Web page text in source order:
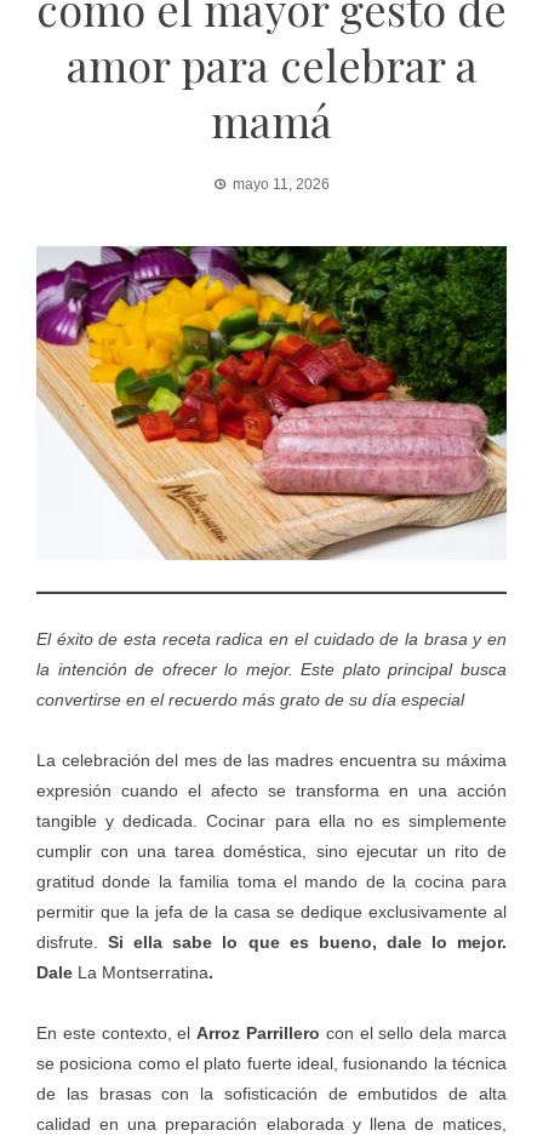
amor para celebrar a
mamá
mayo 11, 2026
El éxito de esta receta radica en el cuidado de la brasa y en
la intención de ofrecer lo mejor. Este plato principal busca
convertirse en el recuerdo más grato de su día especial
La celebración del mes de las madres encuentra su máxima
expresión cuando el afecto se transforma en una acción
tangible y dedicada. Cocinar para ella no es simplemente
cumplir con una tarea doméstica, sino ejecutar un rito de
gratitud donde la familia toma el mando de la cocina para
permitir que la jefa de la casa se dedique exclusivamente al
disfrute.Si ella sabe lo que es bueno, dale lo mejor.
Dale La Montserratina.
En este contexto, elArroz Parrillero con el sello dela marca
se posiciona como el plato fuerte ideal, fusionando la técnica
de las brasas con la sofisticación de embutidos de alta
calidad en una preparación elaborada y llena de matices,